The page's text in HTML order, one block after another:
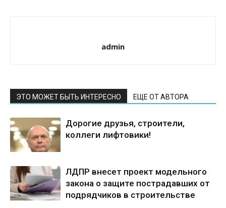
admin
ЭТО МОЖЕТ БЫТЬ ИНТЕРЕСНО ЕЩЕ ОТ АВТОРА
Дорогие друзья, строители,
коллеги лифтовики!
ЛДПР внесет проект модельного
закона о защите пострадавших от
подрядчиков в строительстве